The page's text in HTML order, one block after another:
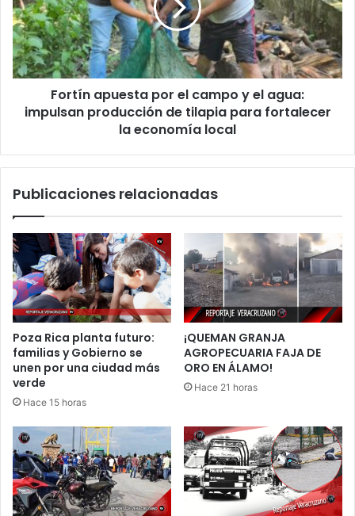
campo
y
el
agua:
impulsan
producción
fortalecer
economía
Fortín apuesta por el campo y el agua:
impulsan producción de tilapia para fortalecer
la economía local
Publicaciones relacionadas
Poza Rica planta futuro:
familias y Gobierno se
unen por una ciudad más
verde
Hace 15 horas
¡QUEMAN GRANJA
AGROPECUARIA FAJA DE
ORO EN ÁLAMO!
Hace 21 horas